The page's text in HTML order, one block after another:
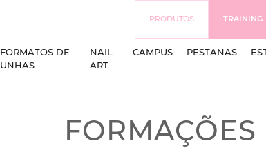
PRODUTOS TRAINING
FORMATOS DE
UNHAS
NAIL
ART
CAMPUS PESTANAS
FORMAÇÕES